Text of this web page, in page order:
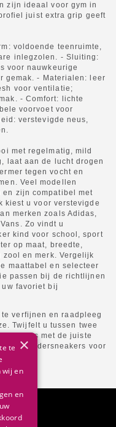
zijn ideaal voor gym in
juist extra grip geeft
voldoende teenruimte,
inlegzolen. - Sluiting:
voor nauwkeurige
gemak. - Materialen: leer
voor ventilatie;
- Comfort: lichte
voorvoet voor
verstevigde neus,
met regelmatig, mild
laat aan de lucht drogen
tegen vocht en
Veel modellen
en zijn compatibel met
kiest u voor verstevigde
merken zoals Adidas,
Zo vindt u
kind voor school, sport
op maat, breedte,
en merk. Vergelijk
maattabel en selecteer
passen bij de richtlijnen
favoriet bij
verfijnen en raadpleeg
Twijfelt u tussen twee
thuis met de juiste
witte kindersneakers voor
×
te
wij en
en